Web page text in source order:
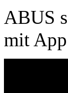
ABUS
mit